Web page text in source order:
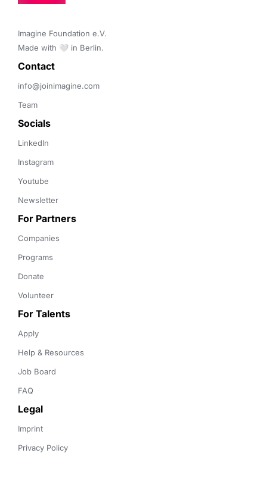
Imagine Foundation e.V.
Made with 🤍 in Berlin.
Contact
info@joinimagine.com
Team
Socials
LinkedIn
Instagram
Youtube
Newsletter
For Partners
Companies
Programs
Donate
Volunteer
For Talents
Apply
Help & Resources
Job Board
FAQ
Legal
Imprint
Privacy Policy